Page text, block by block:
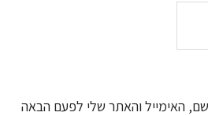
האימייל והאתר שלי לפעם הבאה